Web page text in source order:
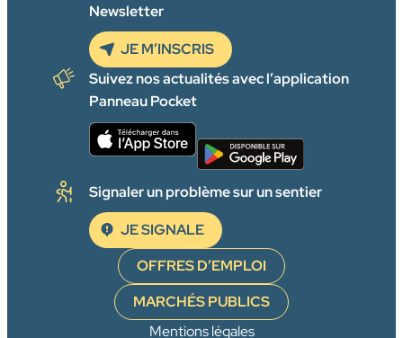
Newsletter
JE M’INSCRIS
Suivez nos actualités avec l’application
Panneau Pocket
Signaler un problème sur un sentier
JE SIGNALE
OFFRES D’EMPLOI
MARCHÉS PUBLICS
Mentions légales